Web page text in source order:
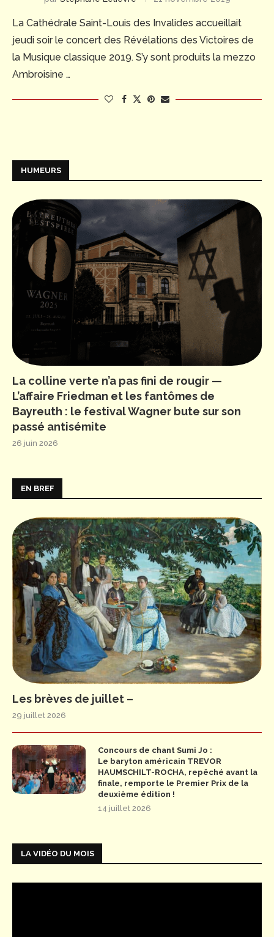
La Cathédrale Saint-Louis des Invalides accueillait
jeudi soir le concert des Révélations des Victoires de
la Musique classique 2019. S’y sont produits la mezzo
Ambroisine …
HUMEURS
La colline verte n’a pas fini de rougir —
L’affaire Friedman et les fantômes de
Bayreuth : le festival Wagner bute sur son
passé antisémite
26 juin 2026
EN BREF
Les brèves de juillet –
29 juillet 2026
Concours de chant Sumi Jo :
Le baryton américain TREVOR
HAUMSCHILT-ROCHA, repêché avant la
finale, remporte le Premier Prix de la
deuxième édition !
14 juillet 2026
LA VIDÉO DU MOIS